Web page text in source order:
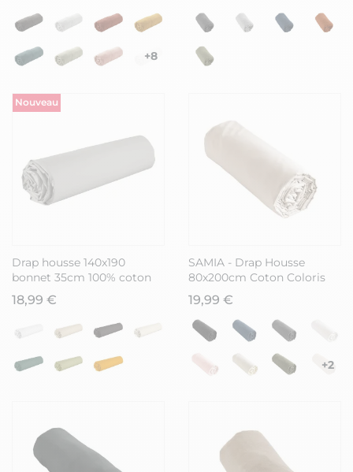
+8
Nouveau
Drap housse 140x190
bonnet 35cm 100% coton
gris silver - VITALIA
18,99 €
SAMIA - Drap Housse
80x200cm Coton Coloris
Pampa
19,99 €
+2